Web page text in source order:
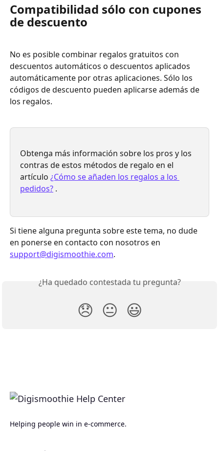
Compatibilidad sólo con cupones
de descuento
No es posible combinar regalos gratuitos con
descuentos automáticos o descuentos aplicados
automáticamente por otras aplicaciones. Sólo los
códigos de descuento pueden aplicarse además de
los regalos.
Obtenga más información sobre los pros y los
contras de estos métodos de regalo en el
artículo ¿Cómo se añaden los regalos a los
pedidos? .
Si tiene alguna pregunta sobre este tema, no dude
en ponerse en contacto con nosotros en
support@digismoothie.com.
¿Ha quedado contestada tu pregunta?
😞 😐 😃
Helping people win in e-commerce.